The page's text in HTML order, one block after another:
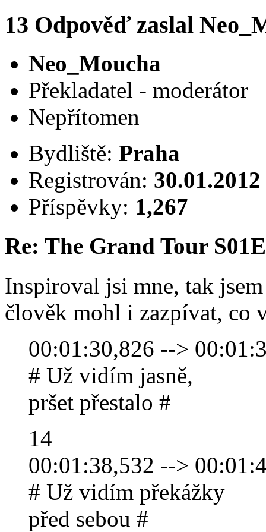
13 Odpověď zaslal
Neo_Moucha
Překladatel - moderátor
Nepřítomen
Bydliště: Praha
Registrován: 30.01.2012
Příspěvky: 1,267
Re: The Grand Tour
Inspiroval jsi mne, tak
člověk mohl i zazpívat, co
00:01:30,826 -->
# Už vidím jasně,
pršet přestalo #
14
00:01:38,532 -->
# Už vidím překážky
před sebou #